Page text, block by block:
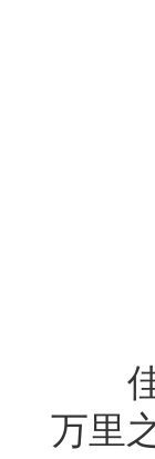
佳
万里